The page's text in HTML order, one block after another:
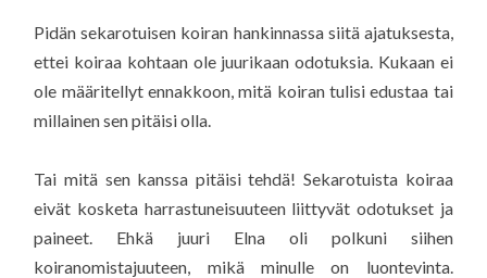
Pidän sekarotuisen koiran hankinnassa siitä ajatuksesta,
ettei koiraa kohtaan ole juurikaan odotuksia. Kukaan ei
ole määritellyt ennakkoon, mitä koiran tulisi edustaa tai
millainen sen pitäisi olla.
Tai mitä sen kanssa pitäisi tehdä! Sekarotuista koiraa
eivät kosketa harrastuneisuuteen liittyvät odotukset ja
paineet. Ehkä juuri Elna oli polkuni siihen
koiranomistajuuteen, mikä minulle on luontevinta.